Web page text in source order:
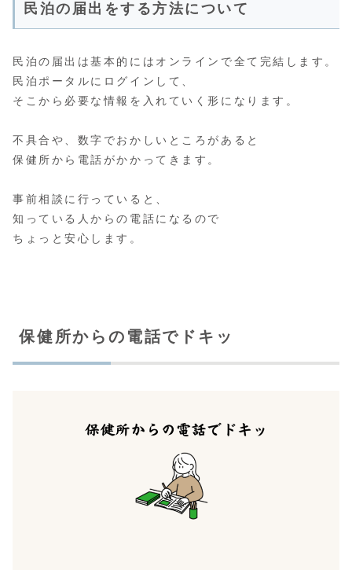
民泊の届出をする方法について
民泊の届出は基本的にはオンラインで全て完結します。
民泊ポータルにログインして、
そこから必要な情報を入れていく形になります。
不具合や、数字でおかしいところがあると
保健所から電話がかかってきます。
事前相談に行っていると、
知っている人からの電話になるので
ちょっと安心します。
保健所からの電話でドキッ